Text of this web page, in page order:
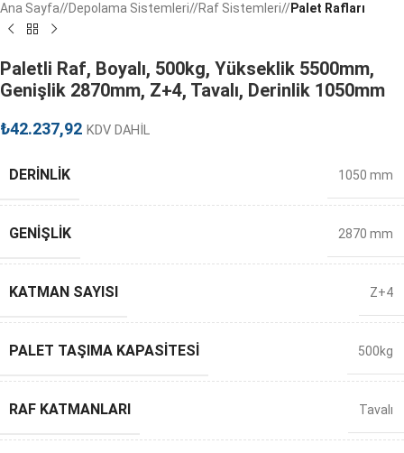
Ana Sayfa/ Depolama Sistemleri/ Raf Sistemleri/ Palet Rafları
Paletli Raf, Boyalı, 500kg, Yükseklik 5500mm,
Genişlik 2870mm, Z+4, Tavalı, Derinlik 1050mm
₺42.237,92 KDV DAHİL
DERINLIK 1050 mm
GENIŞLIK 2870 mm
KATMAN SAYISI Z+4
PALET TAŞIMA KAPASITESI 500kg
RAF KATMANLARI Tavalı